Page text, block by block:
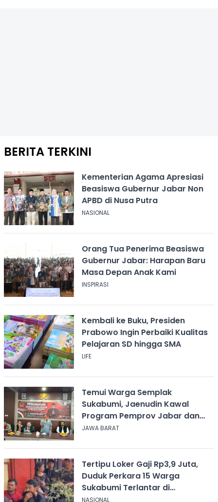
BERITA TERKINI
Kementerian Agama Apresiasi
Beasiswa Gubernur Jabar Non
APBD di Nusa Putra
NASIONAL
Orang Tua Penerima Beasiswa
Gubernur Jabar: Harapan Baru
Masa Depan Anak Kami
INSPIRASI
Kembali ke Buku, Presiden
Prabowo Ingin Perbaiki Kualitas
Pelajaran SD hingga SMA
LIFE
Temui Warga Semplak
Sukabumi, Jaenudin Kawal
Program Pemprov Jabar dan
Serap Aspirasi
JAWA BARAT
Tertipu Loker Gaji Rp3,9 Juta,
Duduk Perkara 15 Warga
Sukabumi Terlantar di
Kalimantan
NASIONAL